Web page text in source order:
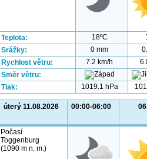
Teplota: 18ºC
Srážky:
0 mm
Rychlost větru:
7.2 km/h
Směr větru:
Tlak:
1019.1 hPa
úterý 11.08.2026 00:00-06:00
Počasí
Toggenburg
(1090 m n. m.)